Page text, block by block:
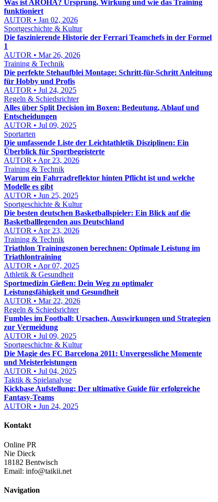
Was ist AROHA? Ursprung, Wirkung und wie das Training
funktioniert
AUTOR • Jan 02, 2026
Sportgeschichte & Kultur
Die faszinierende Historie der Ferrari Teamchefs in der Formel
1
AUTOR • Mar 26, 2026
Training & Technik
Die perfekte Stehaufblei Montage: Schritt-für-Schritt Anleitung
für Hobby und Profis
AUTOR • Jul 24, 2025
Regeln & Schiedsrichter
Alles über Split Decision im Boxen: Bedeutung, Ablauf und
Entscheidungen
AUTOR • Jul 09, 2025
Sportarten
Die umfassende Liste der Leichtathletik Disziplinen: Ein
Überblick für Sportbegeisterte
AUTOR • Apr 23, 2026
Training & Technik
Warum ein Fahrradreflektor hinten Pflicht ist und welche
Modelle es gibt
AUTOR • Jun 25, 2025
Sportgeschichte & Kultur
Die besten deutschen Basketballspieler: Ein Blick auf die
Basketballlegenden aus Deutschland
AUTOR • Apr 23, 2026
Training & Technik
Triathlon Trainingszonen berechnen: Optimale Leistung im
Triathlontraining
AUTOR • Apr 07, 2025
Athletik & Gesundheit
Sportmedizin Gießen: Dein Weg zu optimaler
Leistungsfähigkeit und Gesundheit
AUTOR • Mar 22, 2026
Regeln & Schiedsrichter
Fumbles im Football: Ursachen, Auswirkungen und Strategien
zur Vermeidung
AUTOR • Jul 09, 2025
Sportgeschichte & Kultur
Die Magie des FC Barcelona 2011: Unvergessliche Momente
und Meisterleistungen
AUTOR • Jul 04, 2025
Taktik & Spielanalyse
Kickbase Aufstellung: Der ultimative Guide für erfolgreiche
Fantasy-Teams
AUTOR • Jun 24, 2025
Kontakt
Online PR
Nie Dieck
18182 Bentwisch
Email: info@taikii.net
Navigation